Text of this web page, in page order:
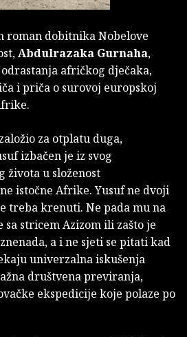
roman dobitnika Nobelove
Abdulrazaka Gurnaha,
afričkog dječaka,
i priča o surovoj europskoj
za otplatu duga,
izbačen je iz svog
života u složenost
istočne Afrike. Yusuf ne dvoji
treba krenuti. Ne pada mu na
stricem Azizom ili zašto je
a i ne sjeti se pitati kad
univerzalna iskušenja
društvena previranja,
ekspedicije koje polaze po